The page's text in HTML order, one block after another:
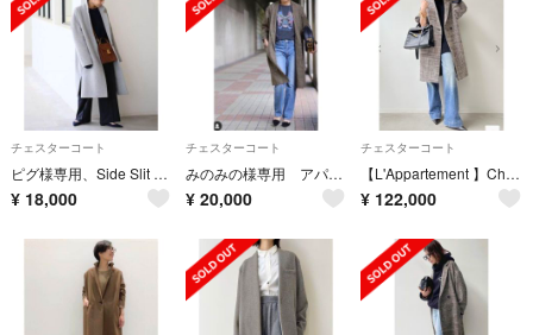
チェスターコート
ピグ様専用、Side Slit Coat◆
¥ 18,000
チェスターコート
みのみの様専用 アパルトモン リジェール チェックリネンコート
¥ 20,000
チェスターコート
【L'Appartement 】Check W Coat
¥ 122,000